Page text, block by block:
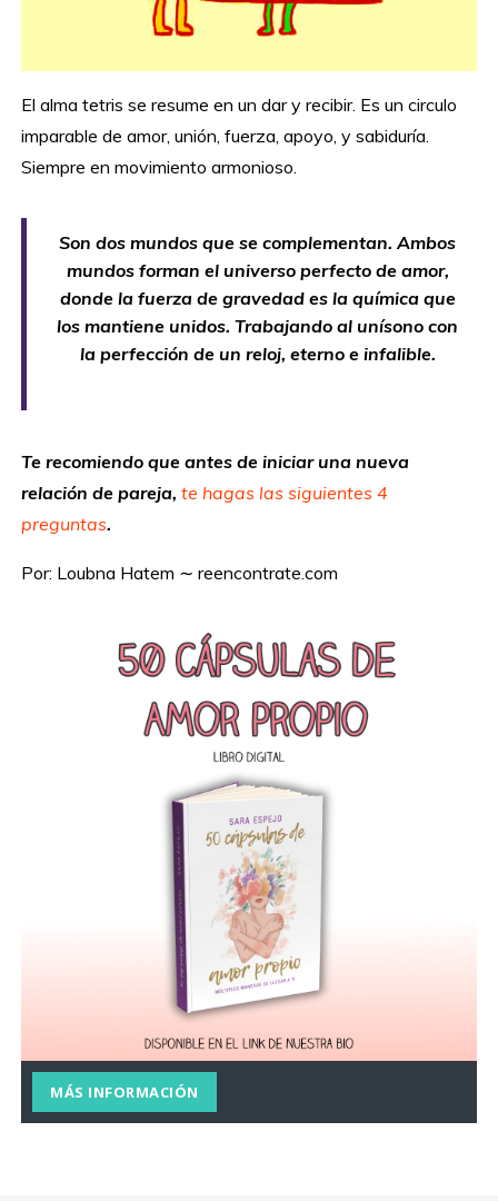
El alma tetris se resume en un dar y recibir. Es un circulo
imparable de amor, unión, fuerza, apoyo, y sabiduría.
Siempre en movimiento armonioso.
Son dos mundos que se complementan. Ambos
mundos forman el universo perfecto de amor,
donde la fuerza de gravedad es la química que
los mantiene unidos. Trabajando al unísono con
la perfección de un reloj, eterno e infalible.
Te recomiendo que antes de iniciar una nueva
relación de pareja,te hagas las siguientes 4
preguntas.
Por: Loubna Hatem ∼ reencontrate.com
MÁS INFORMACIÓN